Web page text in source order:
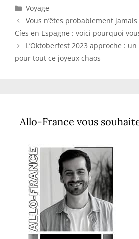
Catégories
Voyage
Vous n’êtes probablement
Cíes en Espagne : voici pourquoi
L’Oktoberfest 2023 approche :
pour tout ce joyeux chaos
Allo-France vous